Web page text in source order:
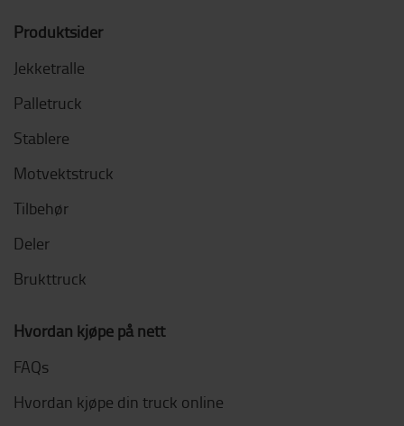
Produktsider
Jekketralle
Palletruck
Stablere
Motvektstruck
Tilbehør
Deler
Brukttruck
Hvordan kjøpe på nett
FAQs
Hvordan kjøpe din truck online